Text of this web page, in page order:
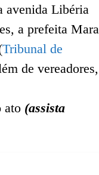
avenida Libéria
a prefeita Mara
Tribunal de
de vereadores,
ato (assista